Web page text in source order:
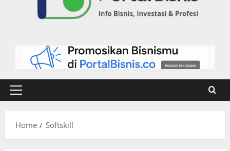
Home Softskill